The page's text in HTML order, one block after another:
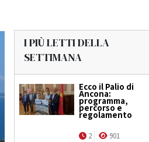
I PIÙ LETTI DELLA
SETTIMANA
Ecco il Palio di
Ancona:
programma,
percorso e
regolamento
2 901